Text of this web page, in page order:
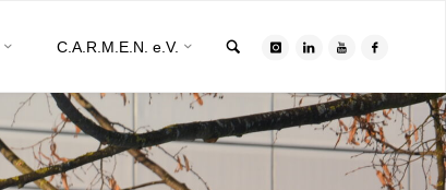
C.A.R.M.E.N. e.V.